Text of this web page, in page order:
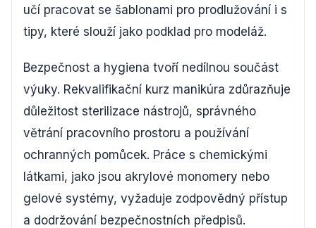
učí pracovat se šablonami pro prodlužování i s
tipy, které slouží jako podklad pro modeláž.
Bezpečnost a hygiena tvoří nedílnou součást
výuky. Rekvalifikační kurz manikúra zdůrazňuje
důležitost sterilizace nástrojů, správného
větrání pracovního prostoru a používání
ochranných pomůcek. Práce s chemickými
látkami, jako jsou akrylové monomery nebo
gelové systémy, vyžaduje zodpovědný přístup
a dodržování bezpečnostních předpisů.